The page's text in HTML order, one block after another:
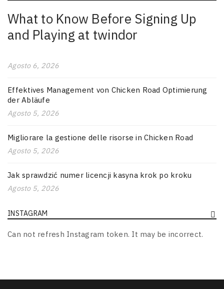
What to Know Before Signing Up
and Playing at twindor
Agosto 6, 2026
Effektives Management von Chicken Road Optimierung
der Abläufe
Agosto 5, 2026
Migliorare la gestione delle risorse in Chicken Road
Agosto 5, 2026
Jak sprawdzić numer licencji kasyna krok po kroku
Agosto 5, 2026
INSTAGRAM
Can not refresh Instagram token. It may be incorrect.